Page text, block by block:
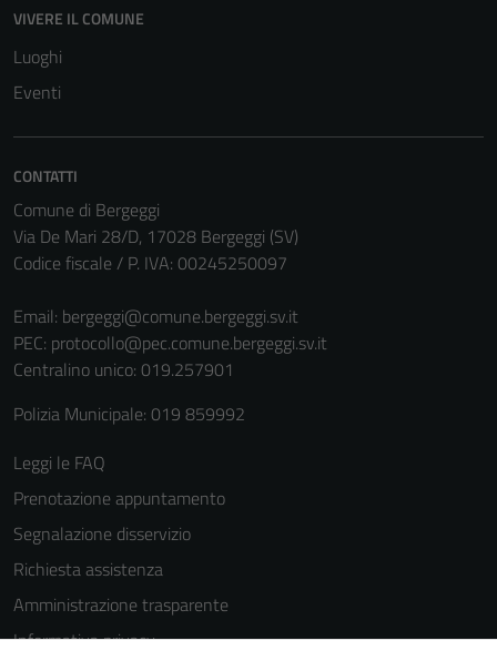
VIVERE IL COMUNE
Luoghi
Eventi
CONTATTI
Comune di Bergeggi
Via De Mari 28/D, 17028 Bergeggi (SV)
Codice fiscale / P. IVA: 00245250097
Email: bergeggi@comune.bergeggi.sv.it
PEC: protocollo@pec.comune.bergeggi.sv.it
Centralino unico: 019.257901
Polizia Municipale: 019 859992
Leggi le FAQ
Prenotazione appuntamento
Segnalazione disservizio
Richiesta assistenza
Amministrazione trasparente
Informativa privacy